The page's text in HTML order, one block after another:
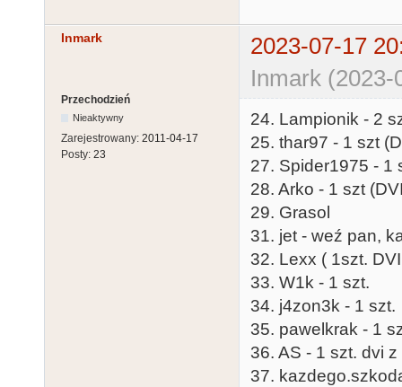
Inmark
2023-07-17
Inmark (2023-
Przechodzień
Nieaktywny
Zarejestrowany: 2011-04-17
Posty: 23
24. Lampionik - 2
25. thar97 - 1 szt
27. Spider1975 - 1
28. Arko - 1 szt
29. Grasol
31. jet - weź pan,
32. Lexx ( 1szt.
33. W1k - 1 szt.
34. j4zon3k - 1 szt.
35. pawelkrak - 1
36. AS - 1 szt. dvi
37.